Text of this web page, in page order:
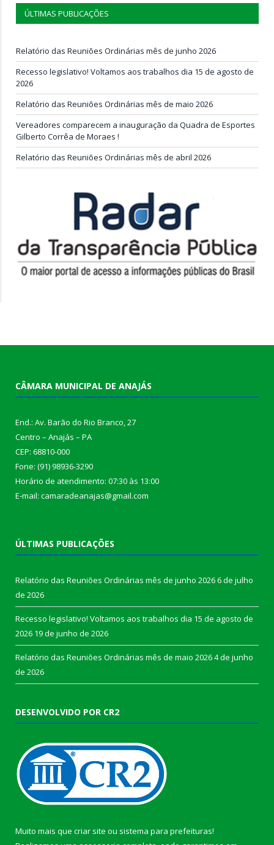
ÚLTIMAS PUBLICAÇÕES
Relatório das Reuniões Ordinárias mês de junho 2026
Recesso legislativo! Voltamos aos trabalhos dia 15 de agosto de
2026
Relatório das Reuniões Ordinárias mês de maio 2026
Vereadores comparecem a inauguração da Quadra de Esportes
Gilberto Corrêa de Moraes !
Relatório das Reuniões Ordinárias mês de abril 2026
CÂMARA MUNICIPAL DE ANAJÁS
End.: Av. Barão do Rio Branco, 27
Centro – Anajás – PA
CEP: 68810-000
Fone: (91) 98936-3290
Horário de atendimento: 07:30 às 13:00
E-mail: camaradeanajas@gmail.com
ÚLTIMAS PUBLICAÇÕES
Relatório das Reuniões Ordinárias mês de junho 20266 de julho
de 2026
Recesso legislativo! Voltamos aos trabalhos dia 15 de agosto de
2026 19 de junho de 2026
Relatório das Reuniões Ordinárias mês de maio 20264 de junho
de 2026
DESENVOLVIDO POR CR2
Muito mais que criar site ou sistema para prefeituras!